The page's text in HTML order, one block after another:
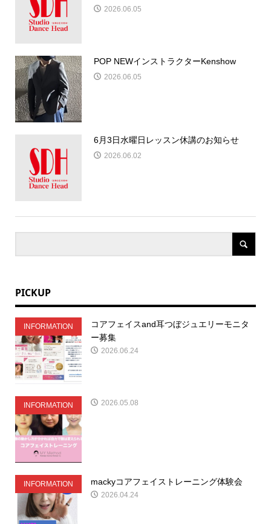
2026.06.05
POP NEWインストラクターKenshow
2026.06.05
6月3日水曜日レッスン休講のお知らせ
2026.06.02
PICKUP
INFORMATION
コアフェイスand耳つぼジュエリーモニタ
ー募集
2026.06.24
INFORMATION 2026.05.08
INFORMATION mackyコアフェイストレーニング体験会
2026.04.24